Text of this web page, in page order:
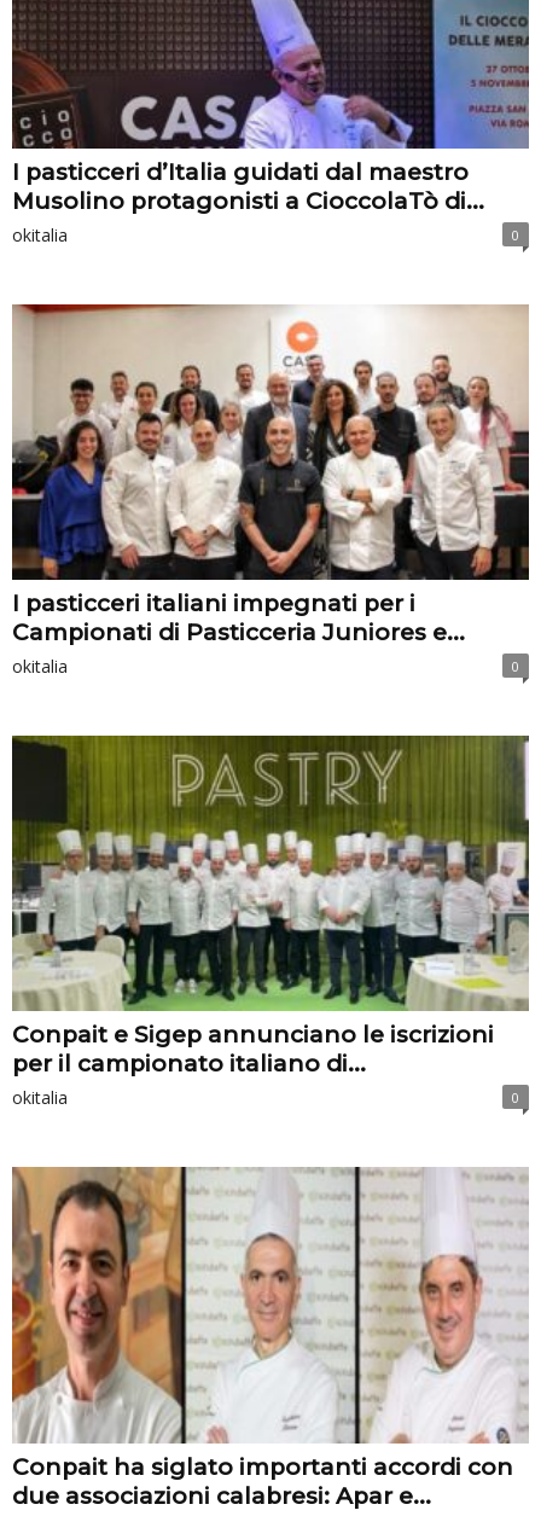
I pasticceri d’Italia guidati dal maestro
Musolino protagonisti a CioccolaTò di...
okitalia 0
I pasticceri italiani impegnati per i
Campionati di Pasticceria Juniores e...
okitalia 0
Conpait e Sigep annunciano le iscrizioni
per il campionato italiano di...
okitalia 0
Conpait ha siglato importanti accordi con
due associazioni calabresi: Apar e...